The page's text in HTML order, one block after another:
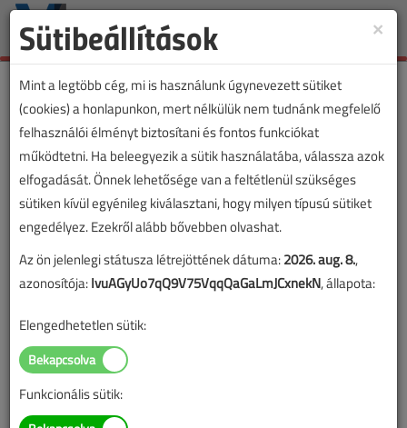
Toggle
Év:
×
Sütibeállítások
Mint a legtöbb cég, mi is használunk úgynevezett sütiket
(cookies) a honlapunkon, mert nélkülük nem tudnánk megfelelő
felhasználói élményt biztosítani és fontos funkciókat
működtetni. Ha beleegyezik a sütik használatába, válassza azok
elfogadását. Önnek lehetősége van a feltétlenül szükséges
sütiken kívül egyénileg kiválasztani, hogy milyen típusú sütiket
engedélyez. Ezekről alább bővebben olvashat.
Az ön jelenlegi státusza létrejöttének dátuma:2026. aug. 8.,
azonosítója:IvuAGyUo7qQ9V75VqqQaGaLmJCxnekN, állapota:
Elengedhetetlen sütik:
Funkcionális sütik: